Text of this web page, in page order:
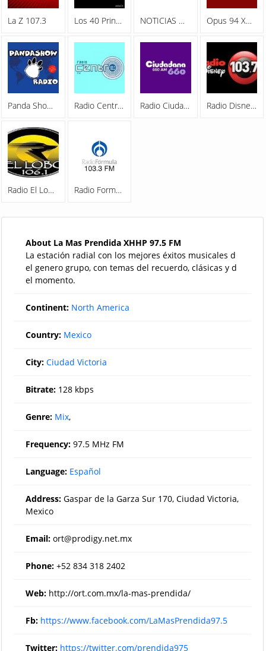
La Z 107.3 Los 40 Principales XEX 101.7 FM NOTICIAS MVS 102.5 Opus 94 XHIMER 94.5 FM
Panda Show Radio Radio Centro 103.3 Radio Ciudadana 660 AM Radio Disney 99.3 XHPOP-FM
Radio El Lobo 106.1 FM Radio Formula 103.3 FM
About La Mas Prendida XHHP 97.5 FM
La estación radial con los mejores éxitos musicales d
el genero grupo, con temas del recuerdo, clásicas y d
el momento.
Continent: North America
Country: Mexico
City: Ciudad Victoria
Bitrate: 128 kbps
Genre: Mix,
Frequency: 97.5 MHz FM
Language: Español
Address: Gaspar de la Garza Sur 170, Ciudad Victoria,
Mexico
Email: ort@prodigy.net.mx
Phone: +52 834 318 2402
Web: http://ort.com.mx/la-mas-prendida/
Fb: https://www.facebook.com/LaMasPrendida97.5
Twitter: https://twitter.com/prendida975